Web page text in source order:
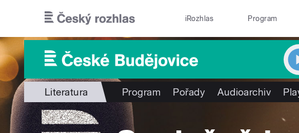
iRozhlas Program
Literatura Program Pořady Audioarchiv